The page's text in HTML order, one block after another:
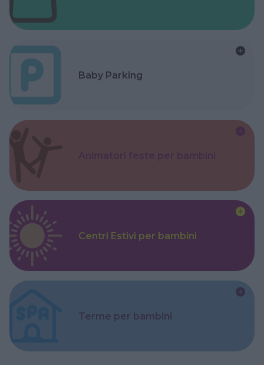
Baby Parking
Centri Estivi per bambini
Terme per bambini